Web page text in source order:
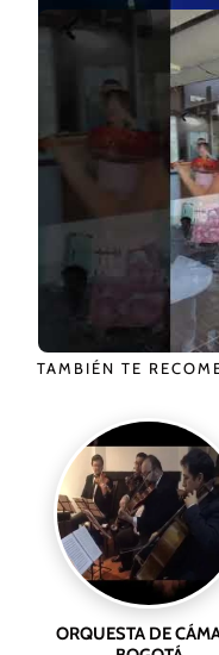
TAMBIÉN TE
ORQUESTA DE